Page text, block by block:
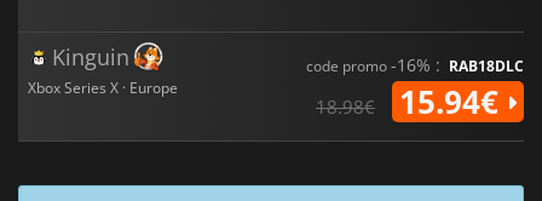
Kinguin
Xbox Series X · Europe
code promo-16% : RAB18DLC
18.98€ 15.94€